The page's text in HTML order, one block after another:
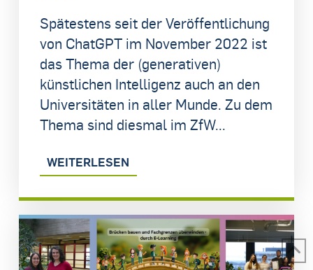
Spätestens seit der Veröffentlichung
von ChatGPT im November 2022 ist
das Thema der (generativen)
künstlichen Intelligenz auch an den
Universitäten in aller Munde. Zu dem
Thema sind diesmal im ZfW...
WEITERLESEN